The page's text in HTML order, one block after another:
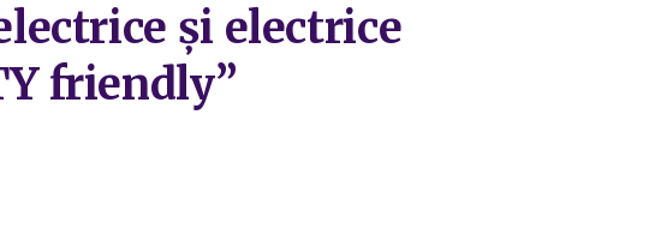
și electrice
friendly”